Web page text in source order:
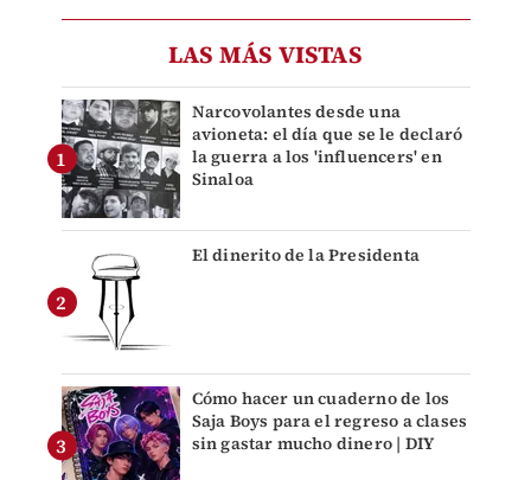
LAS MÁS VISTAS
Narcovolantes desde una
avioneta: el día que se le declaró
la guerra a los 'influencers' en
Sinaloa
El dinerito de la Presidenta
Cómo hacer un cuaderno de los
Saja Boys para el regreso a clases
sin gastar mucho dinero | DIY